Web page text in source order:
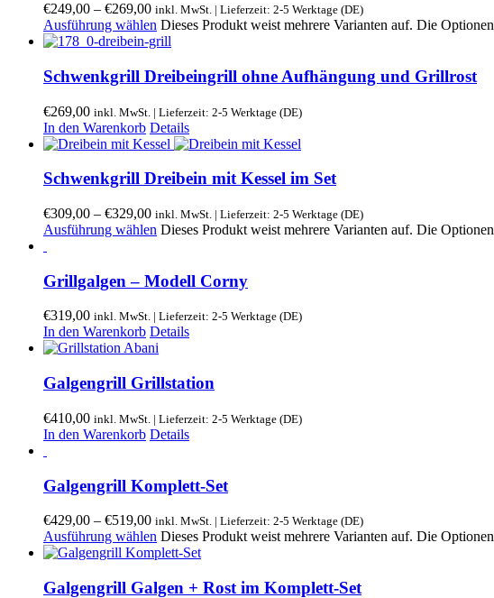
€249,00 – €269,00 inkl. MwSt. | Lieferzeit: 2-5 Werktage (DE)
Ausführung wählen Dieses Produkt weist mehrere Varianten auf. Die
Schwenkgrill Dreibeingrill ohne Aufhängung und Grillrost
€269,00 inkl. MwSt. | Lieferzeit: 2-5 Werktage (DE)
In den Warenkorb Details
Schwenkgrill Dreibein mit Kessel im Set
€309,00 – €329,00 inkl. MwSt. | Lieferzeit: 2-5 Werktage (DE)
Ausführung wählen Dieses Produkt weist mehrere Varianten auf. Die
Grillgalgen – Modell Corny
€319,00 inkl. MwSt. | Lieferzeit: 2-5 Werktage (DE)
In den Warenkorb Details
Galgengrill Grillstation
€410,00 inkl. MwSt. | Lieferzeit: 2-5 Werktage (DE)
In den Warenkorb Details
Galgengrill Komplett-Set
€429,00 – €519,00 inkl. MwSt. | Lieferzeit: 2-5 Werktage (DE)
Ausführung wählen Dieses Produkt weist mehrere Varianten auf. Die
Galgengrill Galgen + Rost im Komplett-Set